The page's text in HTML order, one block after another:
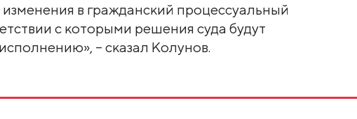
изменения в гражданский процессуальный
с которыми решения суда будут
– сказал Колунов.